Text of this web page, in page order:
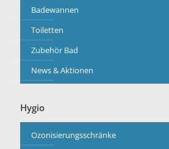
Badewannen
Toiletten
Zubehör Bad
News & Aktionen
Hygio
Ozonisierungsschränke